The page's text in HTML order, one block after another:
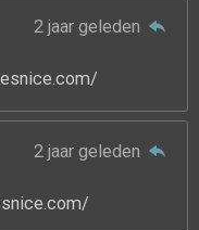
2 jaar geleden
2 jaar geleden